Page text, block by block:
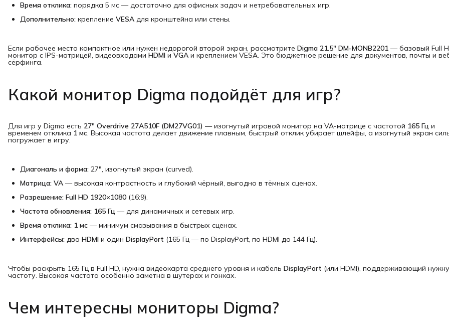
Время отклика: порядка 5 мс — достаточно для офисных задач и нетребовательных игр.
Дополнительно: крепление VESA для кронштейна или стены.
Если рабочее место компактное или нужен недорогой второй экран, рассмотрите Digma 21.5" DM-MONB2201 — базовый Full
монитор с IPS-матрицей, видеовходами HDMI и VGA и креплением VESA. Это бюджетное решение для документов, почты и
сёрфинга.
Какой монитор Digma подойдёт для игр?
Для игр у Digma есть 27" Overdrive 27A510F (DM27VG01) — изогнутый игровой монитор на VA-матрице с частотой 165 Гц и
временем отклика 1 мс. Высокая частота делает движение плавным, быстрый отклик убирает шлейфы, а изогнутый экран
погружает в игру.
Диагональ и форма: 27", изогнутый экран (curved).
Матрица: VA — высокая контрастность и глубокий чёрный, выгодно в тёмных сценах.
Разрешение: Full HD 1920×1080 (16:9).
Частота обновления: 165 Гц — для динамичных и сетевых игр.
Время отклика: 1 мс — минимум смазывания в быстрых сценах.
Интерфейсы: два HDMI и один DisplayPort (165 Гц — по DisplayPort, по HDMI до 144 Гц).
Чтобы раскрыть 165 Гц в Full HD, нужна видеокарта среднего уровня и кабель DisplayPort (или HDMI), поддерживающий
частоту. Высокая частота особенно заметна в шутерах и гонках.
Чем интересны мониторы Digma?